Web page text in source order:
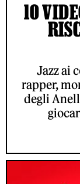
10
Jazz ai
rapper,
degli